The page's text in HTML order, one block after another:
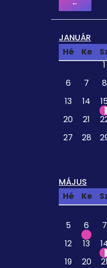
←
JANUÁR
Hé
Ke
1
6
7 8
13
14
20
21
27
28
MÁJUS
Hé
Ke
5
6 7
12
13
19
20 21